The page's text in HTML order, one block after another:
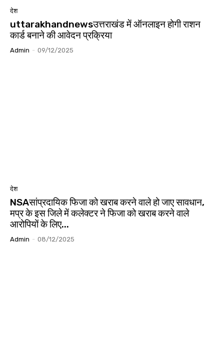
देश
uttarakhandnewsउत्तराखंड में ऑनलाइन होगी राशन
कार्ड बनाने की आवेदन प्रक्रिया
Admin - 09/12/2025
देश
NSAसांप्रदायिक फिजा को खराब करने वाले हो जाए सावधान,
मप्र के इस जिले में कलेक्टर ने फिजा को खराब करने वाले
आरोपियों के लिए...
Admin - 08/12/2025